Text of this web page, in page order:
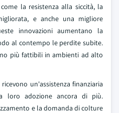
la resistenza alla siccità, la
e anche una migliore
innovazioni aumentano la
al contempo le perdite subite.
più fattibili in ambienti ad alto
un'assistenza finanziaria
loro adozione ancora di più.
e la domanda di colture